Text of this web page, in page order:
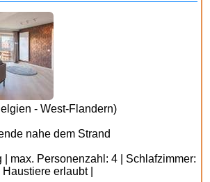
- West-Flandern)
nahe dem Strand
| max. Personenzahl: 4 | Schlafzimmer:
erlaubt |